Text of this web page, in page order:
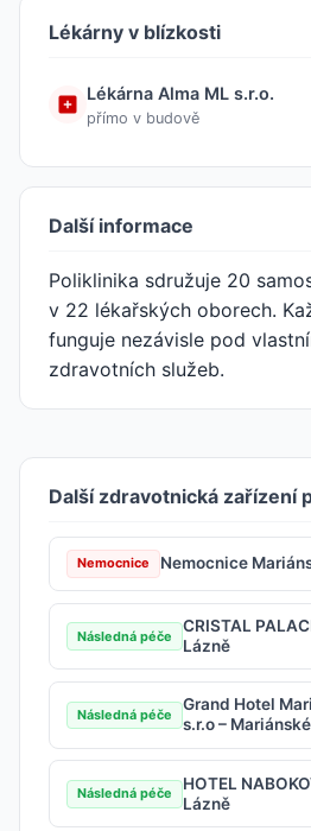
Lékárny v blízkosti
Lékárna Alma ML s.r.o.
přímo v budově
Další informace
Poliklinika sdružuje 20
v 22 lékařských oborech.
funguje nezávisle pod
zdravotních služeb.
Další zdravotnická zařízení
Nemocnice Nemocnice
Následná péče
CRISTAL
Lázně
Následná péče
Grand Hotel
s.r.o –
Následná péče
HOTEL
Lázně